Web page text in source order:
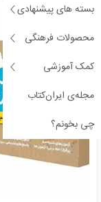
بسته های پیشنهادی
محصولات فرهنگی
کمک آموزشی
مجله‌ی ایران‌کتاب
چی بخونم؟